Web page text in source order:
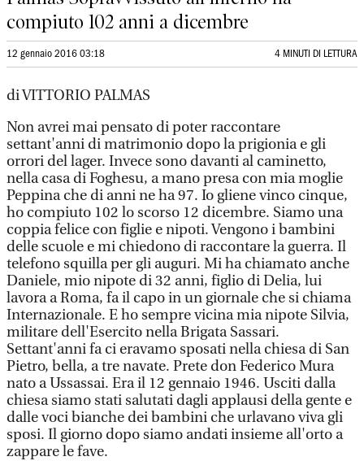
compiuto 102 anni a dicembre
12 gennaio 2016 03:18 4 MINUTI DI LETTURA
di VITTORIO PALMAS
Non avrei mai pensato di poter raccontare
settant'anni di matrimonio dopo la prigionia e gli
orrori del lager. Invece sono davanti al caminetto,
nella casa di Foghesu, a mano presa con mia moglie
Peppina che di anni ne ha 97. Io gliene vinco cinque,
ho compiuto 102 lo scorso 12 dicembre. Siamo una
coppia felice con figlie e nipoti. Vengono i bambini
delle scuole e mi chiedono di raccontare la guerra. Il
telefono squilla per gli auguri. Mi ha chiamato anche
Daniele, mio nipote di 32 anni, figlio di Delia, lui
lavora a Roma, fa il capo in un giornale che si chiama
Internazionale. E ho sempre vicina mia nipote Silvia,
militare dell'Esercito nella Brigata Sassari.
Settant'anni fa ci eravamo sposati nella chiesa di San
Pietro, bella, a tre navate. Prete don Federico Mura
nato a Ussassai. Era il 12 gennaio 1946. Usciti dalla
chiesa siamo stati salutati dagli applausi della gente e
dalle voci bianche dei bambini che urlavano viva gli
sposi. Il giorno dopo siamo andati insieme all'orto a
zappare le fave.